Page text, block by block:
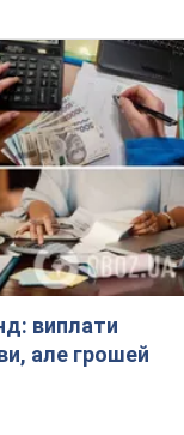
виплати
але грошей
Гвінеї-